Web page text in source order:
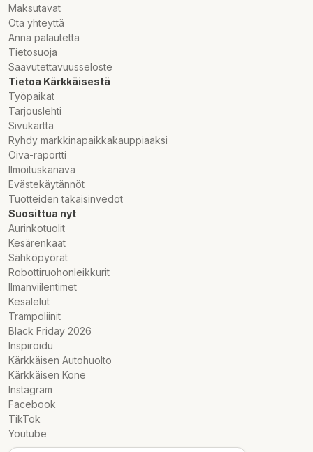
Maksutavat
Ota yhteyttä
Anna palautetta
Tietosuoja
Saavutettavuusseloste
Tietoa Kärkkäisestä
Työpaikat
Tarjouslehti
Sivukartta
Ryhdy markkinapaikkakauppiaaksi
Oiva-raportti
Ilmoituskanava
Evästekäytännöt
Tuotteiden takaisinvedot
Suosittua nyt
Aurinkotuolit
Kesärenkaat
Sähköpyörät
Robottiruohonleikkurit
Ilmanviilentimet
Kesälelut
Trampoliinit
Black Friday 2026
Inspiroidu
Kärkkäisen Autohuolto
Kärkkäisen Kone
Instagram
Facebook
TikTok
Youtube